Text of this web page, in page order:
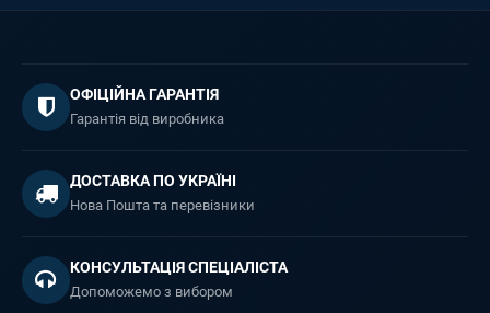
ОФІЦІЙНА ГАРАНТІЯ
Гарантія від виробника
ДОСТАВКА ПО УКРАЇНІ
Нова Пошта та перевізники
КОНСУЛЬТАЦІЯ СПЕЦІАЛІСТА
Допоможемо з вибором